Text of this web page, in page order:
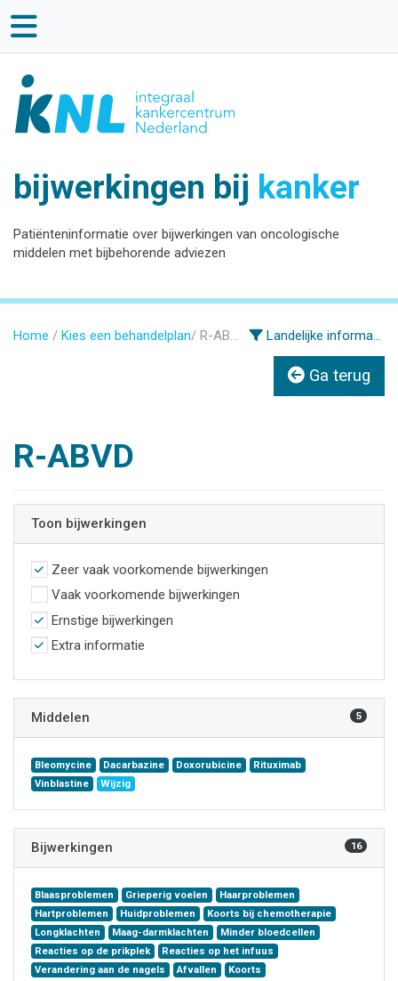
bijwerkingen bij kanker
Patiënteninformatie over bijwerkingen van oncologische
middelen met bijbehorende adviezen
Home Kies een behandelplan R-ABVD Landelijke informatie
Ga terug
R-ABVD
Toon bijwerkingen
Zeer vaak voorkomende bijwerkingen
Vaak voorkomende bijwerkingen
Ernstige bijwerkingen
Extra informatie
Middelen 5
Bleomycine Dacarbazine Doxorubicine
Rituximab
Vinblastine
Wijzig
Bijwerkingen 16
Blaasproblemen Grieperig voelen
Haarproblemen
Hartproblemen
Huidproblemen
Koorts bij chemotherapie
Longklachten
Maag-darmklachten
Minder bloedcellen
Reacties op de prikplek
Reacties op het infuus
Verandering aan de nagels
Afvallen
Koorts